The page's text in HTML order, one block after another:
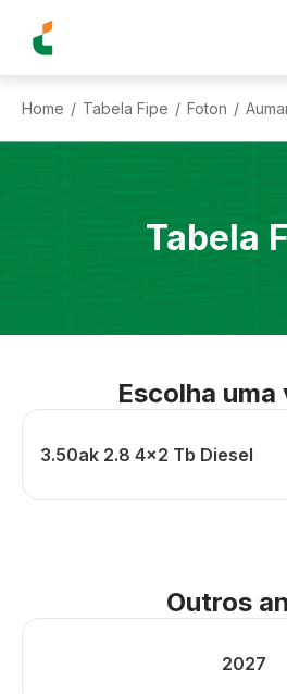
Home / Tabela Fipe / Foton /
Tabela
Escolha uma
3.50ak 2.8 4x2 Tb Diesel
Outros
2027